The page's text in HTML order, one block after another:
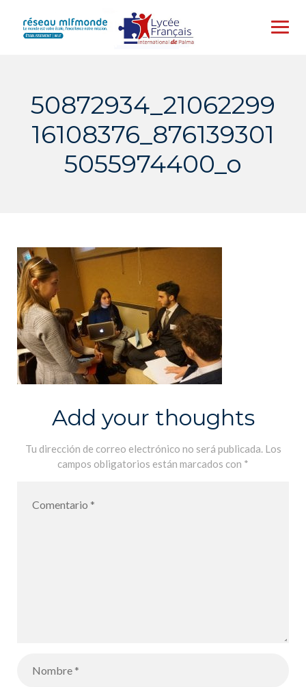
content
50872934_21062299
16108376_876139301
5055974400_o
Add your thoughts
Tu dirección de correo electrónico no será publicada. Los
campos obligatorios están marcados con *